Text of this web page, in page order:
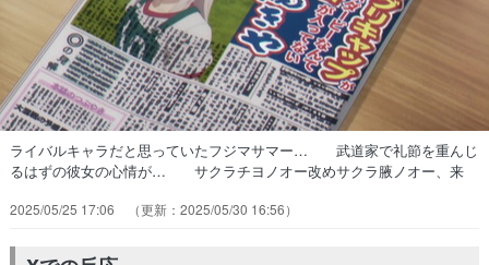
ライバルキャラだと思っていたフジマサマー… 武道家で礼節を重んじ
るはずの彼女の心情が… サクラチヨノオー改めサクラ腋ノオー、来
いてルドルフ「中央をナメるな… いやいや、分かりますよオグリをク
ってきたヤツには当然快勝。その後、… 中央で魅せつけるオグリキャ
2025/05/25 17:06 2025/05/30 16:56